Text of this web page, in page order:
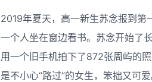
2019年夏天，高一新生苏念报到
一个人坐在窗边看书。苏念开始了
用一个旧手机拍下了872张周屿的
是不小心“路过”的女生，笨拙又可